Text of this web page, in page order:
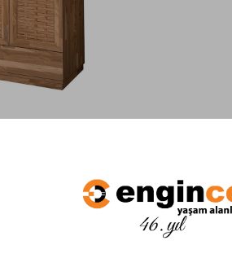
Yataklı Koltuk
Köşe Koltuk
Modern Köşe Koltuk
Ekonomik Köşe Koltuk